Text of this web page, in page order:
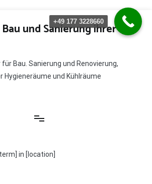
und Sanierung ihrer
Bau. Sanierung und Renovierung,
Hygieneräume und Kühlräume
in [location]
+49 177 3228660